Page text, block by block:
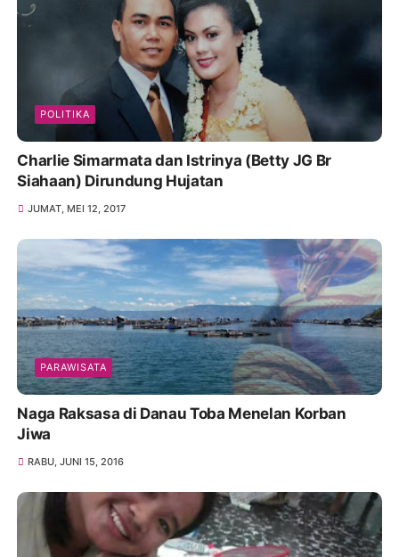
POLITIKA
Charlie Simarmata dan Istrinya (Betty JG Br
Siahaan) Dirundung Hujatan
JUMAT, MEI 12, 2017
PARAWISATA
Naga Raksasa di Danau Toba Menelan Korban
Jiwa
RABU, JUNI 15, 2016